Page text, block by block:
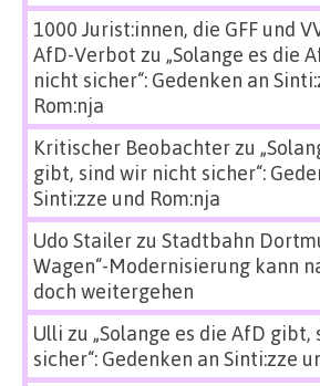
1000 Jurist:innen, die GFF und
AfD-Verbot zu „Solange es die
nicht sicher“: Gedenken an
Rom:nja
Kritischer Beobachterzu
gibt, sind wir nicht sicher“:
Sinti:zze und Rom:nja
Udo Stailerzu Stadtbahn
Wagen“-Modernisierung kann
doch weitergehen
Ulli zu „Solange es die AfD
sicher“: Gedenken an Sinti:zze